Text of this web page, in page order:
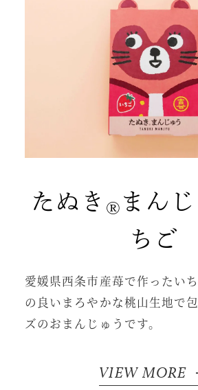
たぬき ® まん
ちご
愛媛県西条市産苺で作ったい
の良いまろやかな桃山生地で
ズのおまんじゅうです。
VIEW MORE